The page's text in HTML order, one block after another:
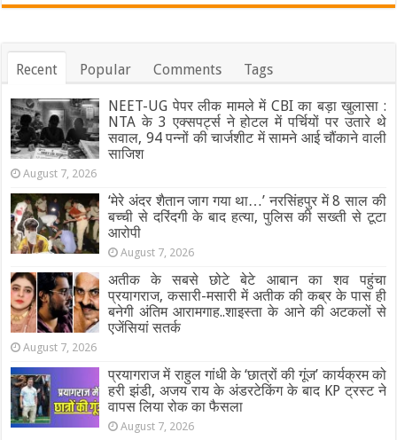
Recent Popular Comments Tags
NEET-UG पेपर लीक मामले में CBI का बड़ा खुलासा :
NTA के 3 एक्सपर्ट्स ने होटल में पर्चियों पर उतारे थे
सवाल, 94 पन्नों की चार्जशीट में सामने आई चौंकाने वाली
साजिश
August 7, 2026
‘मेरे अंदर शैतान जाग गया था…’ नरसिंहपुर में 8 साल की
बच्ची से दरिंदगी के बाद हत्या, पुलिस की सख्ती से टूटा
आरोपी
August 7, 2026
अतीक के सबसे छोटे बेटे आबान का शव पहुंचा
प्रयागराज, कसारी-मसारी में अतीक की कब्र के पास ही
बनेगी अंतिम आरामगाह..शाइस्ता के आने की अटकलों से
एजेंसियां सतर्क
August 7, 2026
प्रयागराज में राहुल गांधी के ‘छात्रों की गूंज’ कार्यक्रम को
हरी झंडी, अजय राय के अंडरटेकिंग के बाद KP ट्रस्ट ने
वापस लिया रोक का फैसला
August 7, 2026